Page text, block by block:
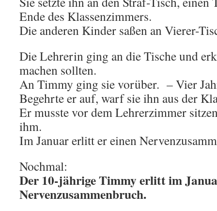
Ende des Klassenzimmers.
Die anderen Kinder saßen an Vierer-
Die Lehrerin ging an die Tische und
machen sollten.
An Timmy ging sie vorüber. – Vier
Begehrte er auf, warf sie ihn aus der
Er musste vor dem Lehrerzimmer
ihm.
Im Januar erlitt er einen
Nochmal:
Der 10-jährige Timmy erlitt im
Nervenzusammenbruch.